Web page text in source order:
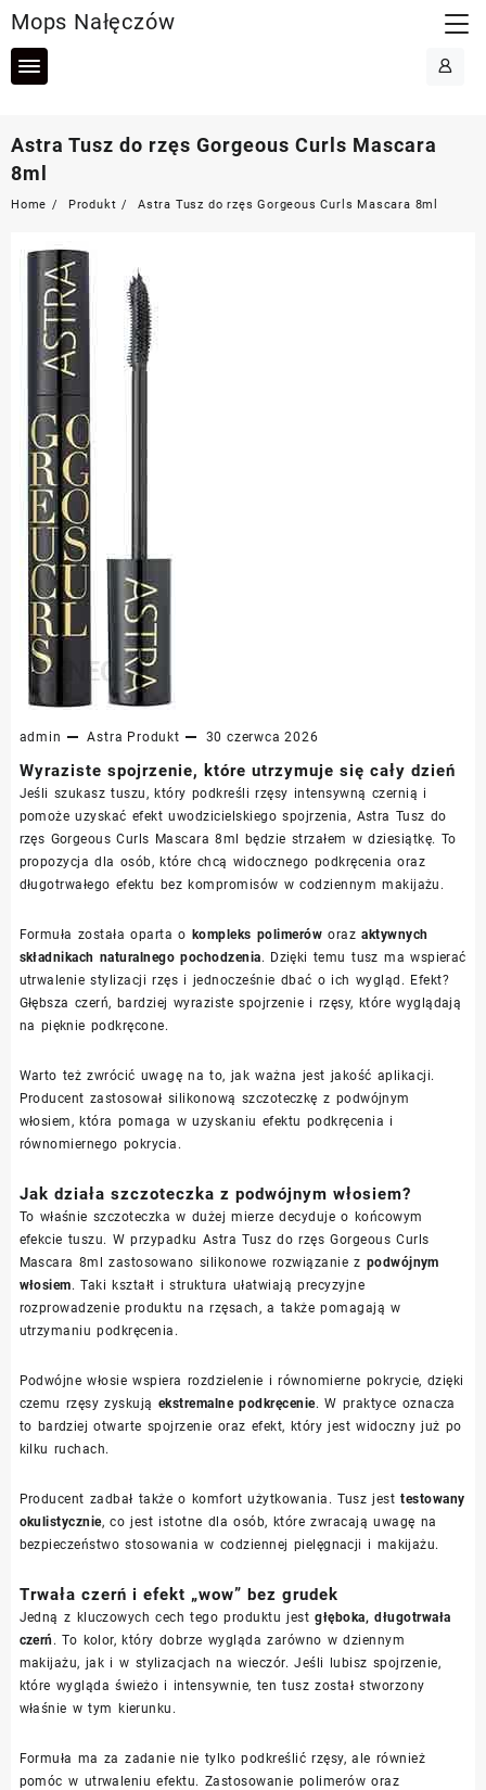
to
content
Mops Nałęczów
Astra Tusz do rzęs Gorgeous Curls Mascara
8ml
Home Produkt Astra Tusz do rzęs Gorgeous Curls Mascara 8ml
admin Astra Produkt 30 czerwca 2026
Wyraziste spojrzenie, które utrzymuje się cały dzień
Jeśli szukasz tuszu, który podkreśli rzęsy intensywną czernią i
pomoże uzyskać efekt uwodzicielskiego spojrzenia, Astra Tusz do
rzęs Gorgeous Curls Mascara 8ml będzie strzałem w dziesiątkę. To
propozycja dla osób, które chcą widocznego podkręcenia oraz
długotrwałego efektu bez kompromisów w codziennym makijażu.
Formuła została oparta o kompleks polimerów orazaktywnych
składnikach naturalnego pochodzenia. Dzięki temu tusz ma wspierać
utrwalenie stylizacji rzęs i jednocześnie dbać o ich wygląd. Efekt?
Głębsza czerń, bardziej wyraziste spojrzenie i rzęsy, które wyglądają
na pięknie podkręcone.
Warto też zwrócić uwagę na to, jak ważna jest jakość aplikacji.
Producent zastosował silikonową szczoteczkę z podwójnym
włosiem, która pomaga w uzyskaniu efektu podkręcenia i
równomiernego pokrycia.
Jak działa szczoteczka z podwójnym włosiem?
To właśnie szczoteczka w dużej mierze decyduje o końcowym
efekcie tuszu. W przypadku Astra Tusz do rzęs Gorgeous Curls
Mascara 8ml zastosowano silikonowe rozwiązanie z podwójnym
włosiem. Taki kształt i struktura ułatwiają precyzyjne
rozprowadzenie produktu na rzęsach, a także pomagają w
utrzymaniu podkręcenia.
Podwójne włosie wspiera rozdzielenie i równomierne pokrycie, dzięki
czemu rzęsy zyskują ekstremalne podkręcenie. W praktyce oznacza
to bardziej otwarte spojrzenie oraz efekt, który jest widoczny już po
kilku ruchach.
Producent zadbał także o komfort użytkowania. Tusz jesttestowany
okulistycznie, co jest istotne dla osób, które zwracają uwagę na
bezpieczeństwo stosowania w codziennej pielęgnacji i makijażu.
Trwała czerń i efekt „wow” bez grudek
Jedną z kluczowych cech tego produktu jestgłęboka, długotrwała
czerń . To kolor, który dobrze wygląda zarówno w dziennym
makijażu, jak i w stylizacjach na wieczór. Jeśli lubisz spojrzenie,
które wygląda świeżo i intensywnie, ten tusz został stworzony
właśnie w tym kierunku.
Formuła ma za zadanie nie tylko podkreślić rzęsy, ale również
pomóc w utrwaleniu efektu. Zastosowanie polimerów oraz